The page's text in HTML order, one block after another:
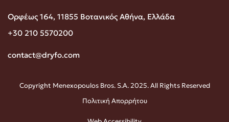
Ορφέως 164, 11855 Βοτανικός Αθήνα, Ελλάδα
+30 210 5570200
contact@dryfo.com
Copyright Menexopoulos Bros. S.A. 2025. All Rights Reserved
Πολιτική Απορρήτου